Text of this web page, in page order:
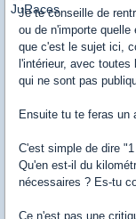
Je te conseille de
ou de n'importe
que c'est le sujet ici,
l'intérieur, avec
qui ne sont pas
Ensuite tu te feras un
C'est simple de dire
Qu'en est-il du
nécessaires ? Es-tu
Ce n'est pas une